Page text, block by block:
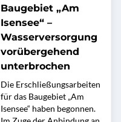
Baugebiet „Am
Isensee“ –
Wasserversorgung
vorübergehend
unterbrochen
Die Erschließungsarbeiten
für das Baugebiet „Am
Isensee“ haben begonnen.